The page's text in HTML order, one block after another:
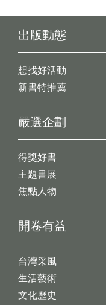
出版動態
想找好活動
新書特推薦
開卷有益
台灣采風
生活藝術
文化歷史
嚴選企劃
得獎好書
主題書展
焦點人物